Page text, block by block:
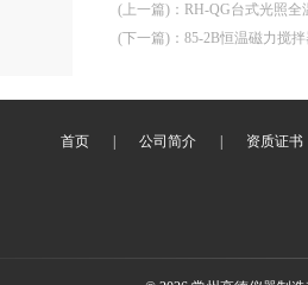
(上一篇) ： RH-QG台式光照全
(下一篇) ： 85-2B恒温磁力搅
首页 公司简介 资质证书